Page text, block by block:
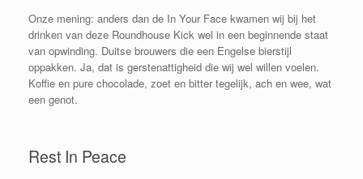
Onze mening: anders dan de In Your Face kwamen wij bij het
drinken van deze Roundhouse Kick wel in een beginnende staat
van opwinding. Duitse brouwers die een Engelse bierstijl
oppakken. Ja, dat is gerstenattigheid die wij wel willen voelen.
Koffie en pure chocolade, zoet en bitter tegelijk, ach en wee, wat
een genot.
Rest In Peace